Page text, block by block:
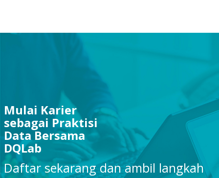
Mulai Karier
sebagai Praktisi
Data Bersama
DQLab
Daftar sekarang dan ambil langkah